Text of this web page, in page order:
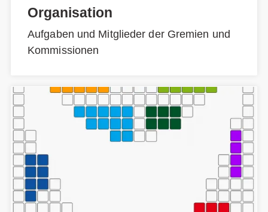
Organisation
Aufgaben und Mitglieder der Gremien und
Kommissionen